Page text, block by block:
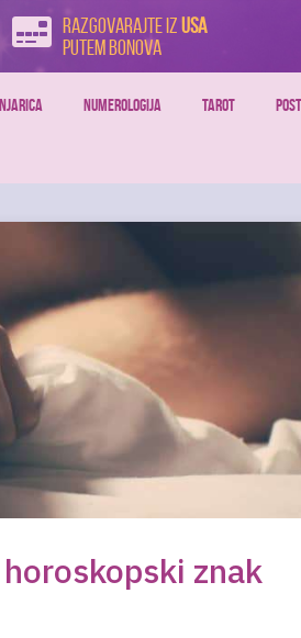
Razgovarajte izUSA
putem bonova
NUMEROLOGIJA TAROT
znak